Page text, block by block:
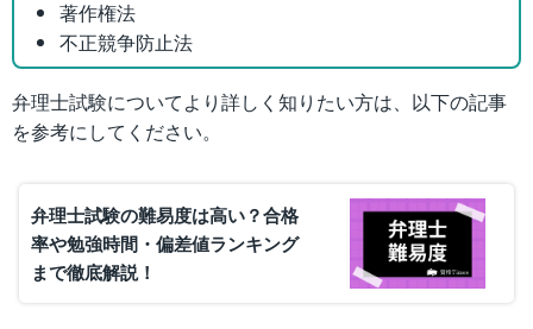
著作権法
不正競争防止法
弁理士試験についてより詳しく知りたい方は、以下の記事
を参考にしてください。
弁理士試験の難易度は高い？合格
率や勉強時間・偏差値ランキング
まで徹底解説！